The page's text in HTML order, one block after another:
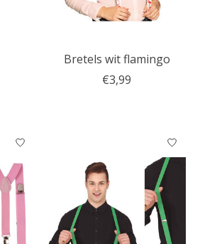
Bretels wit flamingo
€3,99